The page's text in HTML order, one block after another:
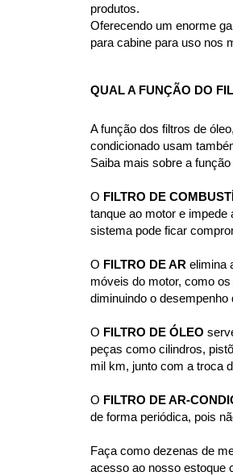
produtos.
Oferecendo um enorme
para cabine para uso nos
QUAL A FUNÇÃO DO
A função dos filtros de
condicionado usam
Saiba mais sobre a
O FILTRO DE
tanque ao motor e
sistema pode ficar
O FILTRO DE AR elimina
móveis do motor, como
diminuindo o
O FILTRO DE ÓLEO
peças como cilindros,
mil km, junto com a troca
O FILTRO DE AR-
de forma periódica, pois
Faça como dezenas de
acesso ao nosso estoque